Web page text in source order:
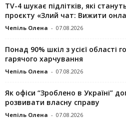
TV-4 шукає підлітків, які
проєкту «Злий чат: Вижити
Чепіль Олена - 07.08.2026
Понад 90% шкіл з усієї області
гарячого харчування
Чепіль Олена - 07.08.2026
Як офіси “Зроблено в Україні”
розвивати власну справу
Чепіль Олена - 07.08.2026